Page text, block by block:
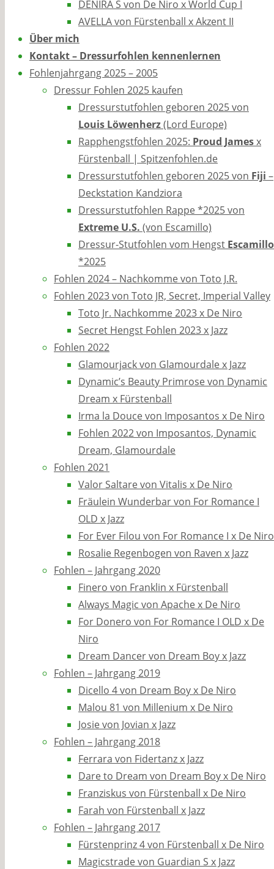
DENIRA S von De Niro x World Cup I
AVELLA von Fürstenball x Akzent II
Über mich
Kontakt – Dressurfohlen kennenlernen
Fohlenjahrgang 2025 – 2005
Dressur Fohlen 2025 kaufen
Dressurstutfohlen geboren 2025 von
Louis Löwenherz(Lord Europe)
Rapphengstfohlen 2025: Proud Jamesx
Fürstenball | Spitzenfohlen.de
Dressurstutfohlen geboren 2025 von Fiji –
Deckstation Kandziora
Dressurstutfohlen Rappe *2025 von
Extreme U.S. (von Escamillo)
Dressur-Stutfohlen vom Hengst Escamillo
*2025
Fohlen 2024 – Nachkomme von Toto J.R.
Fohlen 2023 von Toto JR, Secret, Imperial Valley
Toto Jr. Nachkomme 2023 x De Niro
Secret Hengst Fohlen 2023 x Jazz
Fohlen 2022
Glamourjack von Glamourdale x Jazz
Dynamic’s Beauty Primrose von Dynamic
Dream x Fürstenball
Irma la Douce von Imposantos x De Niro
Fohlen 2022 von Imposantos, Dynamic
Dream, Glamourdale
Fohlen 2021
Valor Saltare von Vitalis x De Niro
Fräulein Wunderbar von For Romance I
OLD x Jazz
For Ever Filou von For Romance I x De Niro
Rosalie Regenbogen von Raven x Jazz
Fohlen – Jahrgang 2020
Finero von Franklin x Fürstenball
Always Magic von Apache x De Niro
For Donero von For Romance I OLD x De
Niro
Dream Dancer von Dream Boy x Jazz
Fohlen – Jahrgang 2019
Dicello 4 von Dream Boy x De Niro
Malou 81 von Millenium x De Niro
Josie von Jovian x Jazz
Fohlen – Jahrgang 2018
Ferrara von Fidertanz x Jazz
Dare to Dream von Dream Boy x De Niro
Franziskus von Fürstenball x De Niro
Farah von Fürstenball x Jazz
Fohlen – Jahrgang 2017
Fürstenprinz 4 von Fürstenball x De Niro
Magicstrade von Guardian S x Jazz